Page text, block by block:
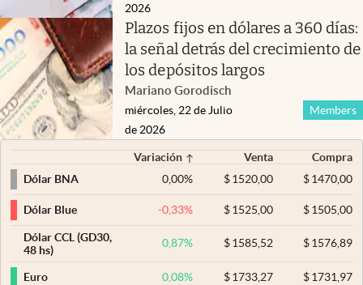
2026
Plazos fijos en dólares a 360 días:
la señal detrás del crecimiento de
los depósitos largos
Mariano Gorodisch
Members
miércoles, 22 de Julio
de 2026
Variación Venta
Compra
Dólar BNA
0,00% $ 1520,00 $1470,00
Dólar Blue -0,33% $ 1525,00 $1505,00
Dólar CCL (GD30,
48 hs)
0,87% $ 1585,52 $1576,89
Euro 0,08% $ 1733,27 $1731,97